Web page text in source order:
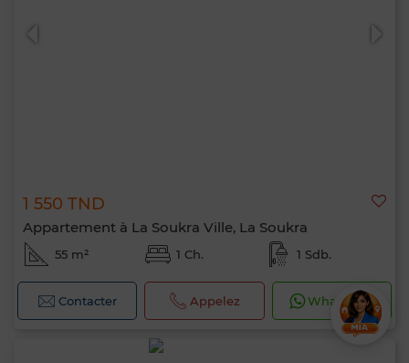
1 550 TND
Appartement à La Soukra Ville, La Soukra
55 m² 1 Ch. 1 Sdb.
Contacter Appelez WhatsApp